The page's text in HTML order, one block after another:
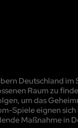
Deutschland
Raum zu
um das
Spiele eignen
Maßnahme in